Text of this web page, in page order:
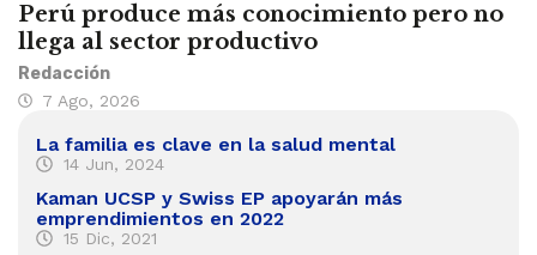
Perú produce más conocimiento pero no
llega al sector productivo
Redacción
7 Ago, 2026
La familia es clave en la salud mental
14 Jun, 2024
Kaman UCSP y Swiss EP apoyarán más
emprendimientos en 2022
15 Dic, 2021